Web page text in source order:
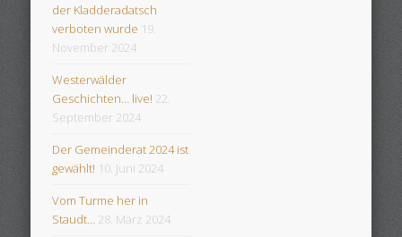
der Kladderadatsch
verboten wurde 19.
November 2024
Westerwälder
Geschichten… live! 22.
September 2024
Der Gemeinderat 2024 ist
gewählt! 10. Juni 2024
Vom Turme her in
Staudt…
28. März 2024